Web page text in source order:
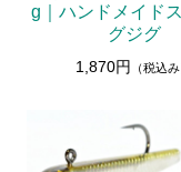
g｜ハンドメイド
グジグ
1,870円 （税込み